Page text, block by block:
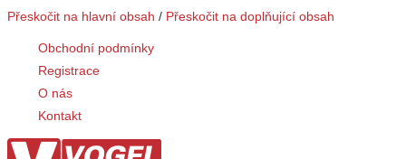
Přeskočit na hlavní obsah / Přeskočit na doplňující obsah
Obchodní podmínky
Registrace
O nás
Kontakt